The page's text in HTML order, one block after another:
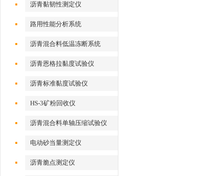
沥青黏韧性测定仪
路用性能分析系统
沥青混合料低温冻断系统
沥青恩格拉黏度试验仪
沥青标准黏度试验仪
HS-3矿粉回收仪
沥青混合料单轴压缩试验仪
电动砂当量测定仪
沥青脆点测定仪